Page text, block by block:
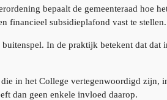
bepaalt de gemeenteraad hoe
financieel subsidieplafond vast te stellen.
In de praktijk betekent dat
in het College vertegenwoordigd zijn,
dan geen enkele invloed daarop.